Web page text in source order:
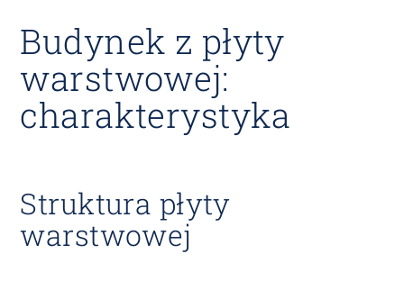
Budynek z płyty
warstwowej:
charakterystyka
Struktura płyty
warstwowej